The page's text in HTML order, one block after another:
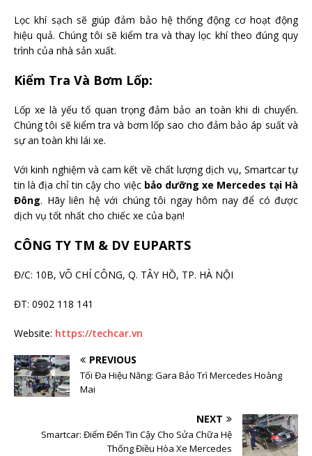
Lọc khí sạch sẽ giúp đảm bảo hệ thống động cơ hoạt động
hiệu quả. Chúng tôi sẽ kiểm tra và thay lọc khí theo đúng quy
trình của nhà sản xuất.
Kiểm Tra Và Bơm Lốp:
Lốp xe là yếu tố quan trọng đảm bảo an toàn khi di chuyển.
Chúng tôi sẽ kiểm tra và bơm lốp sao cho đảm bảo áp suất và
sự an toàn khi lái xe.
Với kinh nghiệm và cam kết về chất lượng dịch vụ, Smartcar tự
tin là địa chỉ tin cậy cho việc bảo dưỡng xe Mercedes tại Hà
Đông. Hãy liên hệ với chúng tôi ngay hôm nay để có được
dịch vụ tốt nhất cho chiếc xe của bạn!
CÔNG TY TM & DV EUPARTS
Đ/C: 10B, VÕ CHÍ CÔNG, Q. TÂY HỒ, TP. HÀ NỘI
ĐT: 0902 118 141
Website: https://techcar.vn
PREVIOUS
Tối Đa Hiệu Năng: Gara Bảo Trì Mercedes Hoàng
Mai
NEXT
Smartcar: Điểm Đến Tin Cậy Cho Sửa Chữa Hệ
Thống Điều Hòa Xe Mercedes